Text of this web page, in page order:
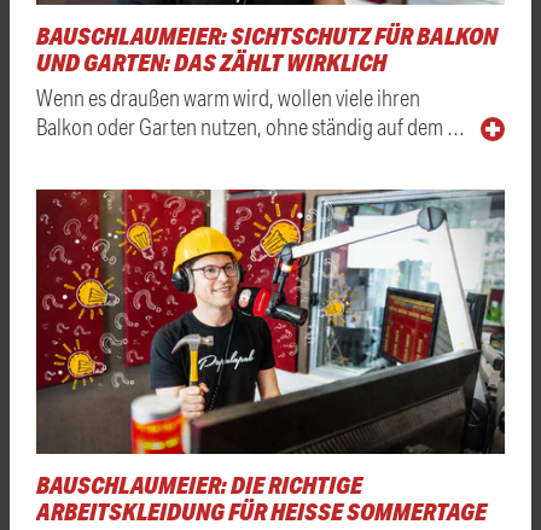
BAUSCHLAUMEIER: SICHTSCHUTZ FÜR BALKON
UND GARTEN: DAS ZÄHLT WIRKLICH
Wenn es draußen warm wird, wollen viele ihren
Balkon oder Garten nutzen, ohne ständig auf dem …
BAUSCHLAUMEIER: DIE RICHTIGE
ARBEITSKLEIDUNG FÜR HEISSE SOMMERTAGE